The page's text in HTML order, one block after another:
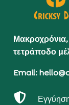
Μακροχρόνια,
τετράποδο
Email:
